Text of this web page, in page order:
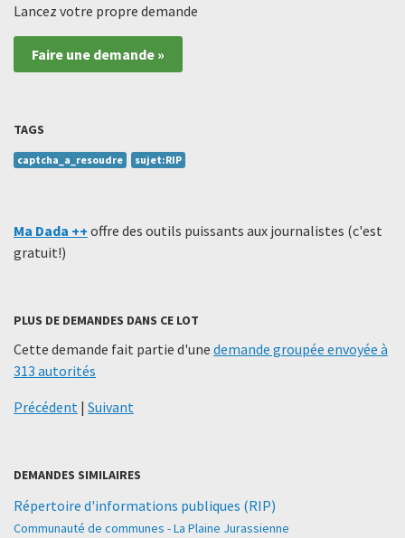
Lancez votre propre demande
Faire une demande »
TAGS
captcha_a_resoudre sujet:RIP
Ma Dada ++ offre des outils puissants aux journalistes (c'est
gratuit!)
PLUS DE DEMANDES DANS CE LOT
Cette demande fait partie d'une demande groupée envoyée à
313 autorités
Précédent | Suivant
DEMANDES SIMILAIRES
Répertoire d'informations publiques (RIP)
Communauté de communes - La Plaine Jurassienne